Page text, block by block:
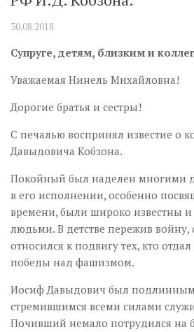
30.08.2018
Супруге, детям, близким и
Уважаемая Нинель Михайловна!
Дорогие братья и сестры!
С печалью воспринял известие о
Давыдовича Кобзона.
Покойный был наделен многими
в его исполнении, особенно
времени, были широко известны
людьми. В детстве пережив войну,
относился к подвигу тех, кто
победы над фашизмом.
Иосиф Давыдович был подлинным
стремившимся всеми силами
Почивший немало потрудился на